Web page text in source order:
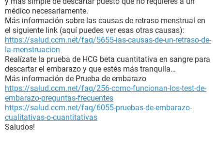
médico necesariamente.
Más información sobre las causas de retraso menstrual en
el siguiente link (aquí puedes ver esas otras causas):
https://salud.ccm.net/faq/5655-las-causas-de-un-retraso-de-
la-menstruacion
Realízate la prueba de HCG beta cuantitativa en sangre para
descartar el embarazo y que estés más tranquila…
Más información de Prueba de embarazo
https://salud.ccm.net/faq/256-como-funcionan-los-test-de-
embarazo-preguntas-frecuentes
https://salud.ccm.net/faq/6055-pruebas-de-embarazo-
cualitativas-o-cuantitativas
Saludos!